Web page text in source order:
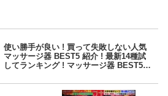
使い勝手が良い ! 買って失敗しない人気
マッサージ器 BEST5 紹介 ! 最新14種試
してランキング ! マッサージ器 BEST5 !